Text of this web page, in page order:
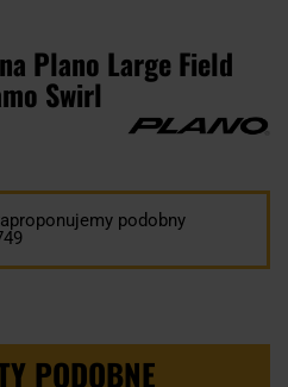
Plano Large Field
Swirl
podobny
PODOBNE